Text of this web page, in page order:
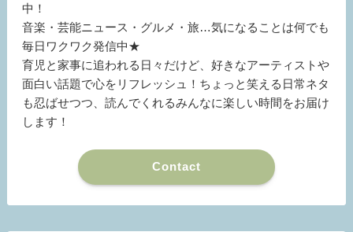
中！
音楽・芸能ニュース・グルメ・旅…気になることは何でも
毎日ワクワク発信中★
育児と家事に追われる日々だけど、好きなアーティストや
面白い話題で心をリフレッシュ！ちょっと笑える日常ネタ
も忍ばせつつ、読んでくれるみんなに楽しい時間をお届け
します！
Contact